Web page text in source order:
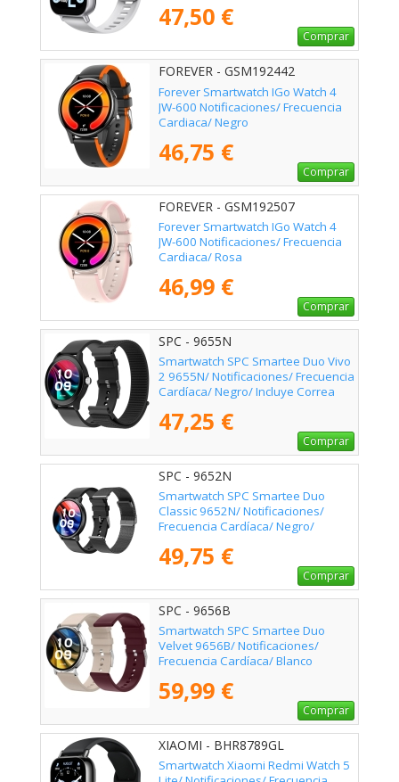
47,50 €
Comprar
FOREVER - GSM192442
Forever Smartwatch IGo Watch 4
JW-600 Notificaciones/ Frecuencia
Cardiaca/ Negro
46,75 €
Comprar
FOREVER - GSM192507
Forever Smartwatch IGo Watch 4
JW-600 Notificaciones/ Frecuencia
Cardiaca/ Rosa
46,99 €
Comprar
SPC - 9655N
Smartwatch SPC Smartee Duo Vivo
2 9655N/ Notificaciones/ Frecuencia
Cardíaca/ Negro/ Incluye Correa
47,25 €
Comprar
SPC - 9652N
Smartwatch SPC Smartee Duo
Classic 9652N/ Notificaciones/
Frecuencia Cardíaca/ Negro/
49,75 €
Comprar
SPC - 9656B
Smartwatch SPC Smartee Duo
Velvet 9656B/ Notificaciones/
Frecuencia Cardíaca/ Blanco
59,99 €
Comprar
XIAOMI - BHR8789GL
Smartwatch Xiaomi Redmi Watch 5